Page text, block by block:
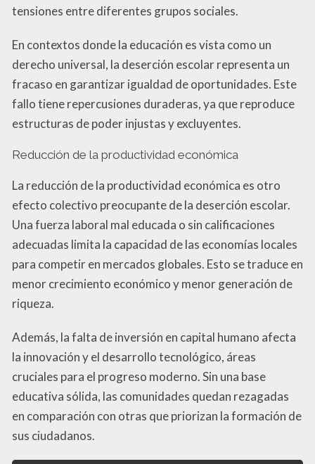
tensiones entre diferentes grupos sociales.
En contextos donde la educación es vista como un
derecho universal, la deserción escolar representa un
fracaso en garantizar igualdad de oportunidades. Este
fallo tiene repercusiones duraderas, ya que reproduce
estructuras de poder injustas y excluyentes.
Reducción de la productividad económica
La reducción de la productividad económica es otro
efecto colectivo preocupante de la deserción escolar.
Una fuerza laboral mal educada o sin calificaciones
adecuadas limita la capacidad de las economías locales
para competir en mercados globales. Esto se traduce en
menor crecimiento económico y menor generación de
riqueza.
Además, la falta de inversión en capital humano afecta
la innovación y el desarrollo tecnológico, áreas
cruciales para el progreso moderno. Sin una base
educativa sólida, las comunidades quedan rezagadas
en comparación con otras que priorizan la formación de
sus ciudadanos.